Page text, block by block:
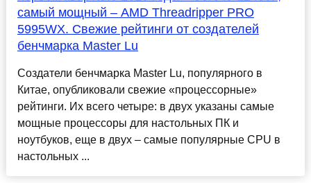
самый мощный – AMD Threadripper PRO
5995WX. Свежие рейтинги от создателей
бенчмарка Master Lu
Создатели бенчмарка Master Lu, популярного в
Китае, опубликовали свежие «процессорные»
рейтинги. Их всего четыре: в двух указаны самые
мощные процессоры для настольных ПК и
ноутбуков, еще в двух – самые популярные CPU в
настольных ...